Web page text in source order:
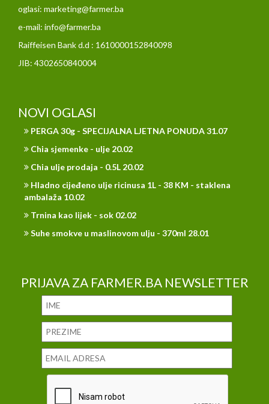
oglasi: marketing@farmer.ba
e-mail: info@farmer.ba
Raiffeisen Bank d.d : 1610000152840098
JIB: 4302650840004
NOVI OGLASI
PERGA 30g - SPECIJALNA LJETNA PONUDA 31.07
Chia sjemenke - ulje 20.02
Chia ulje prodaja - 0.5L 20.02
Hladno cijeđeno ulje ricinusa 1L - 38 KM - staklena
ambalaža 10.02
Trnina kao lijek - sok 02.02
Suhe smokve u maslinovom ulju - 370ml 28.01
PRIJAVA ZA FARMER.BA NEWSLETTER